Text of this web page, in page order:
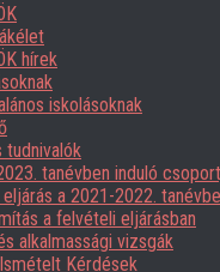
hírek
iskolásoknak
tudnivalók
tanévben induló
a 2021-2022.
a felvételi eljárásban
alkalmassági vizsgák
Kérdések